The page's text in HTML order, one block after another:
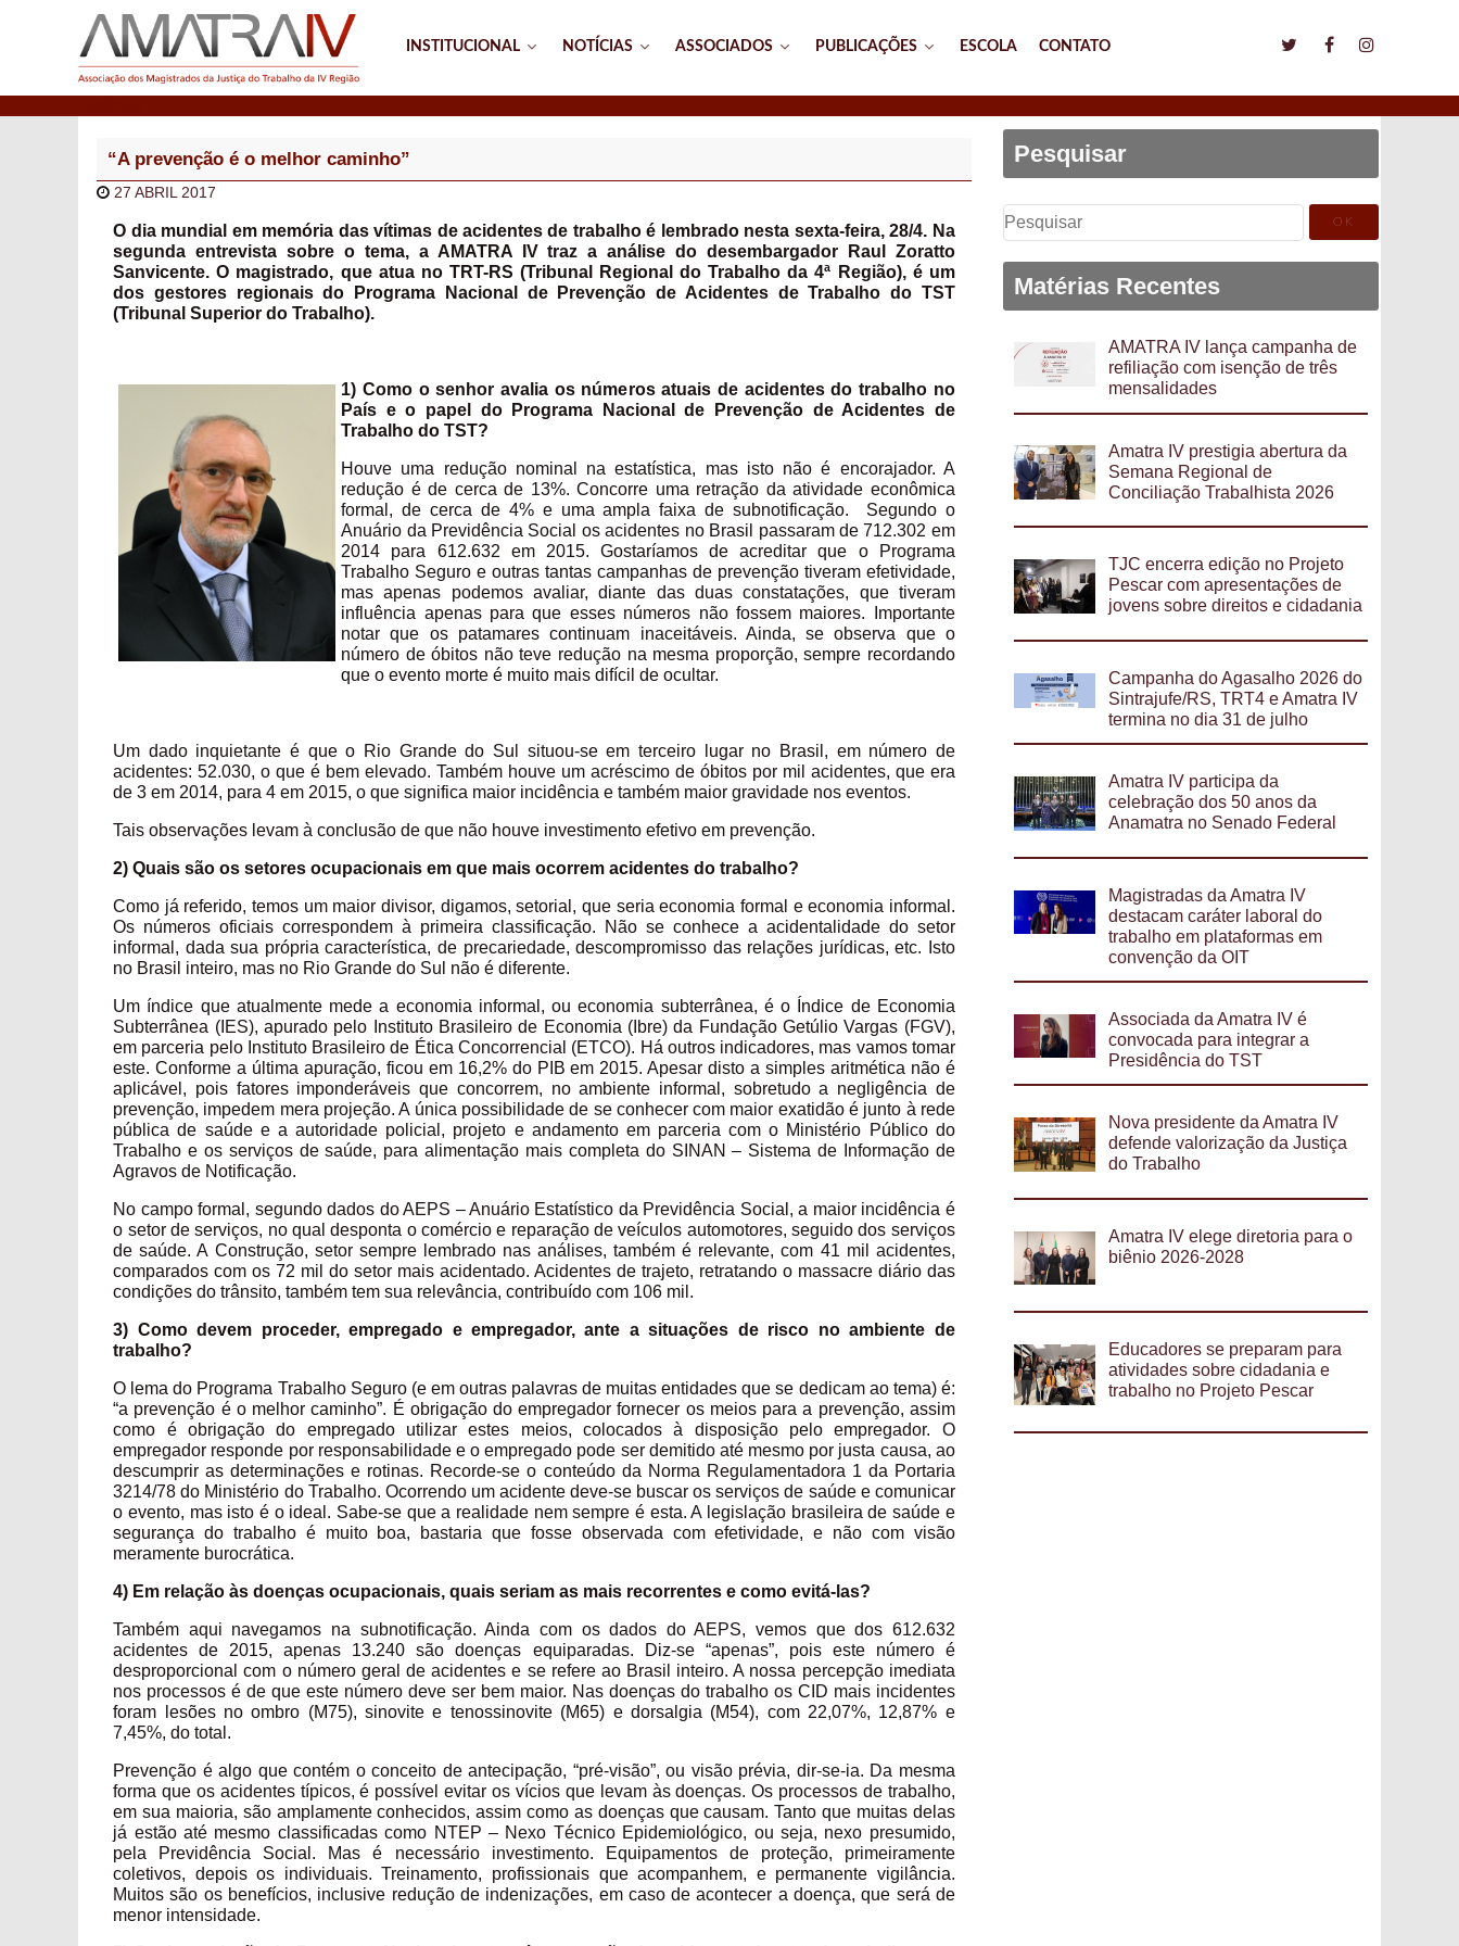
INSTITUCIONAL NOTÍCIAS ASSOCIADOS PUBLICAÇÕES ESCOLA CONTATO
“A prevenção é o melhor caminho”
27 ABRIL 2017
O dia mundial em memória das vítimas de acidentes de trabalho é lembrado nesta sexta-feira, 28/4. Na
segunda entrevista sobre o tema, a AMATRA IV traz a análise do desembargador Raul Zoratto
Sanvicente. O magistrado, que atua no TRT-RS (Tribunal Regional do Trabalho da 4ª Região), é um
dos gestores regionais do Programa Nacional de Prevenção de Acidentes de Trabalho do TST
(Tribunal Superior do Trabalho).
1) Como o senhor avalia os números atuais de acidentes do trabalho no
País e o papel do Programa Nacional de Prevenção de Acidentes de
Trabalho do TST?
Houve uma redução nominal na estatística, mas isto não é encorajador. A
redução é de cerca de 13%. Concorre uma retração da atividade econômica
formal, de cerca de 4% e uma ampla faixa de subnotificação. Segundo o
Anuário da Previdência Social os acidentes no Brasil passaram de 712.302 em
2014 para 612.632 em 2015. Gostaríamos de acreditar que o Programa
Trabalho Seguro e outras tantas campanhas de prevenção tiveram efetividade,
mas apenas podemos avaliar, diante das duas constatações, que tiveram
influência apenas para que esses números não fossem maiores. Importante
notar que os patamares continuam inaceitáveis. Ainda, se observa que o
número de óbitos não teve redução na mesma proporção, sempre recordando
que o evento morte é muito mais difícil de ocultar.
Um dado inquietante é que o Rio Grande do Sul situou-se em terceiro lugar no Brasil, em número de
acidentes: 52.030, o que é bem elevado. Também houve um acréscimo de óbitos por mil acidentes, que era
de 3 em 2014, para 4 em 2015, o que significa maior incidência e também maior gravidade nos eventos.
Tais observações levam à conclusão de que não houve investimento efetivo em prevenção.
2) Quais são os setores ocupacionais em que mais ocorrem acidentes do trabalho?
Como já referido, temos um maior divisor, digamos, setorial, que seria economia formal e economia informal.
Os números oficiais correspondem à primeira classificação. Não se conhece a acidentalidade do setor
informal, dada sua própria característica, de precariedade, descompromisso das relações jurídicas, etc. Isto
no Brasil inteiro, mas no Rio Grande do Sul não é diferente.
Um índice que atualmente mede a economia informal, ou economia subterrânea, é o Índice de Economia
Subterrânea (IES), apurado pelo Instituto Brasileiro de Economia (Ibre) da Fundação Getúlio Vargas (FGV),
em parceria pelo Instituto Brasileiro de Ética Concorrencial (ETCO). Há outros indicadores, mas vamos tomar
este. Conforme a última apuração, ficou em 16,2% do PIB em 2015. Apesar disto a simples aritmética não é
aplicável, pois fatores imponderáveis que concorrem, no ambiente informal, sobretudo a negligência de
prevenção, impedem mera projeção. A única possibilidade de se conhecer com maior exatidão é junto à rede
pública de saúde e a autoridade policial, projeto e andamento em parceria com o Ministério Público do
Trabalho e os serviços de saúde, para alimentação mais completa do SINAN – Sistema de Informação de
Agravos de Notificação.
No campo formal, segundo dados do AEPS – Anuário Estatístico da Previdência Social, a maior incidência é
o setor de serviços, no qual desponta o comércio e reparação de veículos automotores, seguido dos serviços
de saúde. A Construção, setor sempre lembrado nas análises, também é relevante, com 41 mil acidentes,
comparados com os 72 mil do setor mais acidentado. Acidentes de trajeto, retratando o massacre diário das
condições do trânsito, também tem sua relevância, contribuído com 106 mil.
3) Como devem proceder, empregado e empregador, ante a situações de risco no ambiente de
trabalho?
O lema do Programa Trabalho Seguro (e em outras palavras de muitas entidades que se dedicam ao tema) é:
“a prevenção é o melhor caminho”. É obrigação do empregador fornecer os meios para a prevenção, assim
como é obrigação do empregado utilizar estes meios, colocados à disposição pelo empregador. O
empregador responde por responsabilidade e o empregado pode ser demitido até mesmo por justa causa, ao
descumprir as determinações e rotinas. Recorde-se o conteúdo da Norma Regulamentadora 1 da Portaria
3214/78 do Ministério do Trabalho. Ocorrendo um acidente deve-se buscar os serviços de saúde e comunicar
o evento, mas isto é o ideal. Sabe-se que a realidade nem sempre é esta. A legislação brasileira de saúde e
segurança do trabalho é muito boa, bastaria que fosse observada com efetividade, e não com visão
meramente burocrática.
4) Em relação às doenças ocupacionais, quais seriam as mais recorrentes e como evitá-las?
Também aqui navegamos na subnotificação. Ainda com os dados do AEPS, vemos que dos 612.632
acidentes de 2015, apenas 13.240 são doenças equiparadas. Diz-se “apenas”, pois este número é
desproporcional com o número geral de acidentes e se refere ao Brasil inteiro. A nossa percepção imediata
nos processos é de que este número deve ser bem maior. Nas doenças do trabalho os CID mais incidentes
foram lesões no ombro (M75), sinovite e tenossinovite (M65) e dorsalgia (M54), com 22,07%, 12,87% e
7,45%, do total.
Prevenção é algo que contém o conceito de antecipação, “pré-visão”, ou visão prévia, dir-se-ia. Da mesma
forma que os acidentes típicos, é possível evitar os vícios que levam às doenças. Os processos de trabalho,
em sua maioria, são amplamente conhecidos, assim como as doenças que causam. Tanto que muitas delas
já estão até mesmo classificadas como NTEP – Nexo Técnico Epidemiológico, ou seja, nexo presumido,
pela Previdência Social. Mas é necessário investimento. Equipamentos de proteção, primeiramente
coletivos, depois os individuais. Treinamento, profissionais que acompanhem, e permanente vigilância.
Muitos são os benefícios, inclusive redução de indenizações, em caso de acontecer a doença, que será de
menor intensidade.
Pesquisar
Pesquisar
por:
Matérias Recentes
AMATRA IV lança campanha de
refiliação com isenção de três
mensalidades
Amatra IV prestigia abertura da
Semana Regional de
Conciliação Trabalhista 2026
TJC encerra edição no Projeto
Pescar com apresentações de
jovens sobre direitos e cidadania
Campanha do Agasalho 2026 do
Sintrajufe/RS, TRT4 e Amatra IV
termina no dia 31 de julho
Amatra IV participa da
celebração dos 50 anos da
Anamatra no Senado Federal
Magistradas da Amatra IV
destacam caráter laboral do
trabalho em plataformas em
convenção da OIT
Associada da Amatra IV é
convocada para integrar a
Presidência do TST
Nova presidente da Amatra IV
defende valorização da Justiça
do Trabalho
Amatra IV elege diretoria para o
biênio 2026-2028
Educadores se preparam para
atividades sobre cidadania e
trabalho no Projeto Pescar